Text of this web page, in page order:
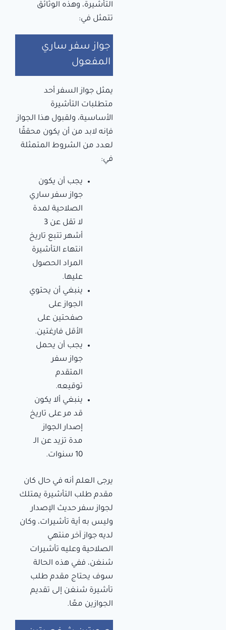
التأشيرة، وهذه الوثائق
تتمثل في:
جواز سفر ساري
المفعول
يمثل جواز السفر أحد
متطلبات التأشيرة
الأساسية، ولقبول هذا الجواز
فإنه لابد من أن يكون محققًا
لعدد من الشروط المتمثلة
في:
يجب أن يكون
جواز سفر ساري
الصلاحية لمدة
لا تقل عن 3
أشهر تتبع تاريخ
انتهاء التأشيرة
المراد الحصول
عليها.
ينبغي أن يحتوي
الجواز على
صفحتين على
الأقل فارغتين.
يجب أن يحمل
جواز سفر
المتقدم
توقيعه.
ينبغي ألا يكون
قد مر على تاريخ
إصدار الجواز
مدة تزيد عن الـ
10 سنوات.
يرجى العلم أنه في حال كان
مقدم طلب التأشيرة يمتلك
لجواز سفر حديث الإصدار
وليس به أية تأشيرات، وكان
لديه جواز آخر منتهي
الصلاحية وعليه تأشيرات
شنغن، ففي هذه الحالة
سوف يحتاج مقدم طلب
تأشيرة شنغن إلى تقديم
الجوازين معًا.